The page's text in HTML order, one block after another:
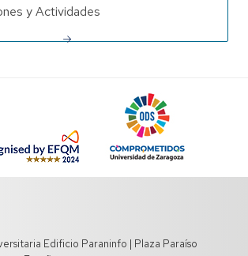
y Actividades
Edificio Paraninfo | Plaza Paraíso